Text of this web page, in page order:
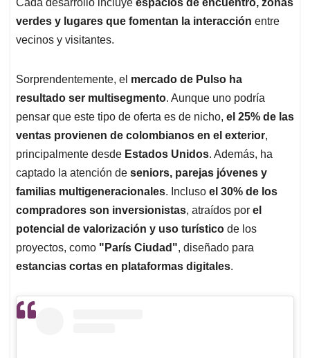
Cada desarrollo incluye espacios de encuentro, zonas
verdes y lugares que fomentan la interacción entre
vecinos y visitantes.
Sorprendentemente, el mercado de Pulso ha
resultado ser multisegmento. Aunque uno podría
pensar que este tipo de oferta es de nicho, el 25% de las
ventas provienen de colombianos en el exterior,
principalmente desde Estados Unidos. Además, ha
captado la atención de seniors, parejas jóvenes y
familias multigeneracionales. Incluso el 30% de los
compradores son inversionistas, atraídos por el
potencial de valorización y uso turístico de los
proyectos, como "París Ciudad", diseñado para
estancias cortas en plataformas digitales.